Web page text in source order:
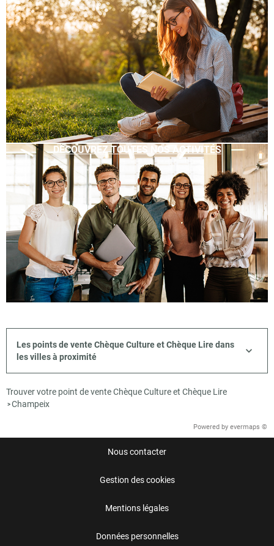
DÉCOUVREZ TOUTES NOS ACTIVITÉS
Les points de vente Chèque Culture et Chèque Lire dans
les villes à proximité
Trouver votre point de vente Chèque Culture et Chèque Lire
>Champeix
Powered by evermaps ©
Nous contacter
Gestion des cookies
Mentions légales
Données personnelles